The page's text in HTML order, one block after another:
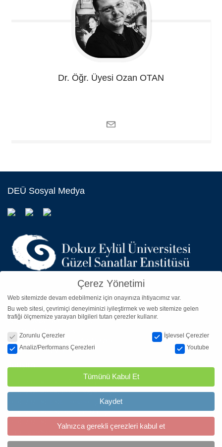
Dr. Öğr. Üyesi Ozan OTAN
DEÜ Sosyal Medya
Adres
DOKUZ EYLÜL ÜNİVERSİTESİ
GÜZEL SANATLAR ENSTİTÜSÜ
DEÜ MERKEZ YERLEŞKESİ
ADATEPE MAH. DOĞUŞ CAD. NO:209
35390 BUCA – İZMİR
İletişim
Tel: 0 (232) 3016809-10-11 (Öğrenci İşleri)
Tel: 0 (232) 3016806 (Personel İşleri)
Tel: 0 (232) 3016807-08 (İdari-Mali İşler)
Tel: 0 (232) 3016803-04 (Yazı işleri)
Çerez Yönetimi
Web sitemizde devam edebilmeniz için onayınıza ihtiyacımız var.
Bu web sitesi, çevrimiçi deneyiminizi iyileştirmek ve web sitemize gelen
trafiği ölçmemize yarayan bilgileri tutan çerezler kullanır.
Zorunlu Çerezler
İşlevsel Çerezler
Analiz/Performans Çerezleri
Youtube
Tümünü Kabul Et
Kaydet
Yalnızca gerekli çerezleri kabul et